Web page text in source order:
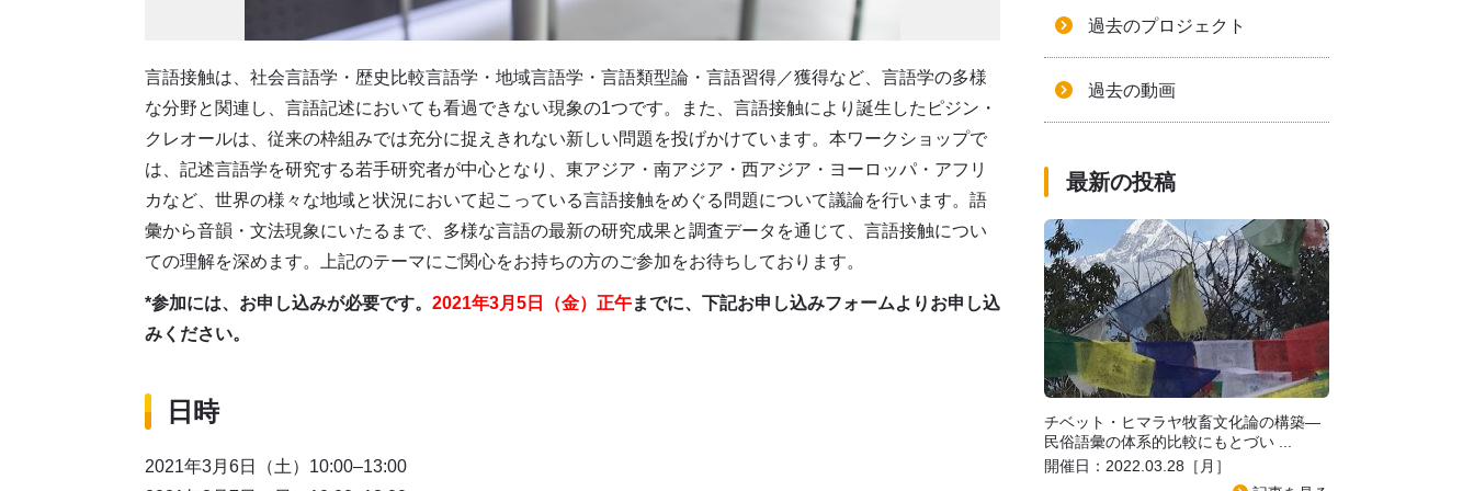
言語接触は、社会言語学・歴史比較言語学・地域言語学・言語類型論・言語習得／獲得など、言語学の多様
な分野と関連し、言語記述においても看過できない現象の1つです。また、言語接触により誕生したピジン・
クレオールは、従来の枠組みでは充分に捉えきれない新しい問題を投げかけています。本ワークショップで
は、記述言語学を研究する若手研究者が中心となり、東アジア・南アジア・西アジア・ヨーロッパ・アフリ
カなど、世界の様々な地域と状況において起こっている言語接触をめぐる問題について議論を行います。語
彙から音韻・文法現象にいたるまで、多様な言語の最新の研究成果と調査データを通じて、言語接触につい
ての理解を深めます。上記のテーマにご関心をお持ちの方のご参加をお待ちしております。
*参加には、お申し込みが必要です。 2021年3月5 日（金）正午までに、下記お申し込みフォームよりお申し込
みください。
日時
2021年3月6日（土）10:00–13:00
過去のプロジェクト
過去の動画
最新の投稿
チベット・ヒマラヤ牧畜文化論の構築―
民俗語彙の体系的比較にもとづい ...
開催日：2022.03.28［月］